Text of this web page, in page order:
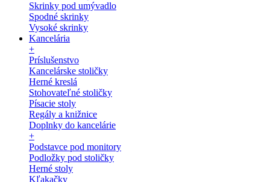
Skrinky pod umývadlo
Spodné skrinky
Vysoké skrinky
Kancelária
+
Príslušenstvo
Kancelárske stoličky
Herné kreslá
Stohovateľné stoličky
Písacie stoly
Regály a knižnice
Doplnky do kancelárie
+
Podstavce pod monitory
Podložky pod stoličky
Herné stoly
Kľakačky